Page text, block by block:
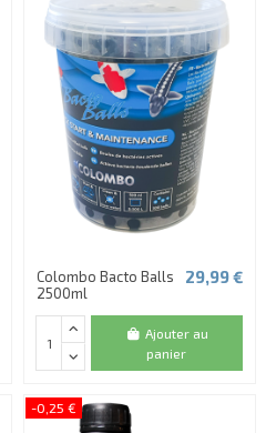
Colombo Bacto Balls
2500ml
29,99 €
Ajouter au
panier
-0,25 €